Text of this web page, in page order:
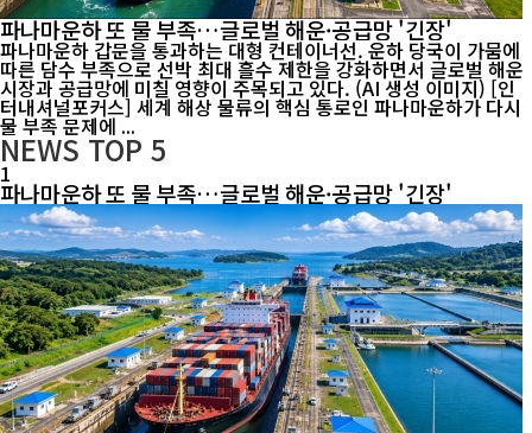
파나마운하 또 물 부족…글로벌 해운·공급망 '긴장'
파나마운하 갑문을 통과하는 대형 컨테이너선. 운하 당국이 가뭄에
따른 담수 부족으로 선박 최대 흘수 제한을 강화하면서 글로벌 해운
시장과 공급망에 미칠 영향이 주목되고 있다. (AI 생성 이미지) [인
터내셔널포커스] 세계 해상 물류의 핵심 통로인 파나마운하가 다시
물 부족 문제에 ...
NEWS TOP 5
1
파나마운하 또 물 부족…글로벌 해운·공급망 '긴장'